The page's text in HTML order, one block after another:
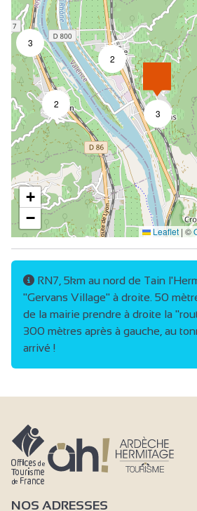
2
3
2
3
+
−
Leaflet | ©
RN7, 5km au nord de Tain
"Gervans Village" à droite. 50
de la mairie prendre à droite la
300 mètres après à gauche, au
arrivé !
NOS ADRESSES